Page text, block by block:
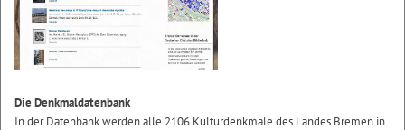
Die Denkmaldatenbank
In der Datenbank werden alle 2106 Kulturdenkmale des Landes Bremen in